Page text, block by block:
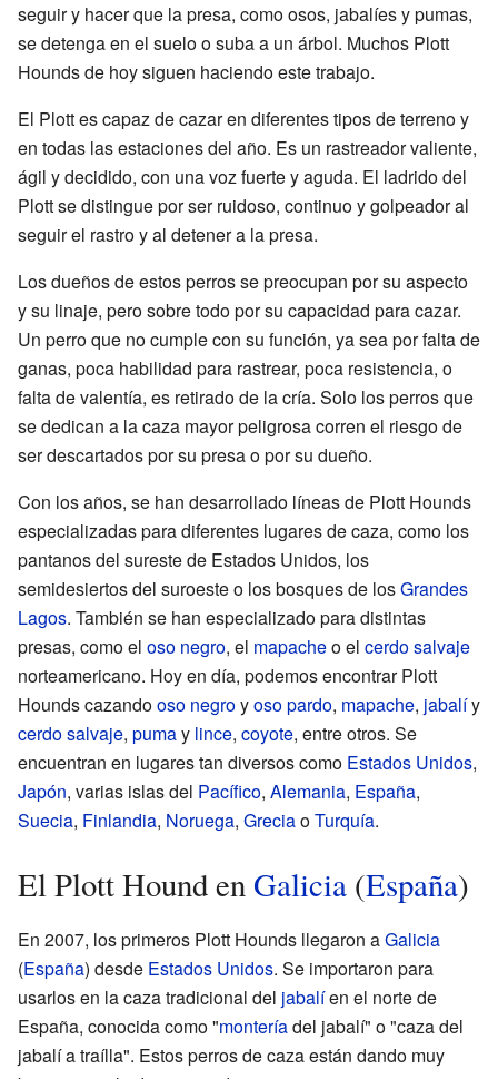
seguir y hacer que la presa, como osos, jabalíes y pumas,
se detenga en el suelo o suba a un árbol. Muchos Plott
Hounds de hoy siguen haciendo este trabajo.
El Plott es capaz de cazar en diferentes tipos de terreno y
en todas las estaciones del año. Es un rastreador valiente,
ágil y decidido, con una voz fuerte y aguda. El ladrido del
Plott se distingue por ser ruidoso, continuo y golpeador al
seguir el rastro y al detener a la presa.
Los dueños de estos perros se preocupan por su aspecto
y su linaje, pero sobre todo por su capacidad para cazar.
Un perro que no cumple con su función, ya sea por falta de
ganas, poca habilidad para rastrear, poca resistencia, o
falta de valentía, es retirado de la cría. Solo los perros que
se dedican a la caza mayor peligrosa corren el riesgo de
ser descartados por su presa o por su dueño.
Con los años, se han desarrollado líneas de Plott Hounds
especializadas para diferentes lugares de caza, como los
pantanos del sureste de Estados Unidos, los
semidesiertos del suroeste o los bosques de losGrandes
Lagos. También se han especializado para distintas
presas, como el oso negro, el mapacheo el cerdo salvaje
norteamericano. Hoy en día, podemos encontrar Plott
Hounds cazandooso negroyoso pardo, mapache, jabalíy
cerdo salvaje, pumay lince, coyote, entre otros. Se
encuentran en lugares tan diversos como Estados Unidos,
Japón, varias islas del Pacífico, Alemania, España,
Suecia, Finlandia, Noruega, GreciaoTurquía.
El Plott Hound en Galicia (España)
En 2007, los primeros Plott Hounds llegaron aGalicia
(España) desde Estados Unidos. Se importaron para
usarlos en la caza tradicional del jabalíen el norte de
España, conocida como "monteríadel jabalí" o "caza del
jabalí a traílla". Estos perros de caza están dando muy